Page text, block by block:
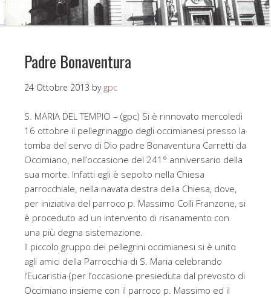
Padre Bonaventura
24 Ottobre 2013 by gpc
S. MARIA DEL TEMPIO – (gpc) Si è rinnovato mercoledì
16 ottobre il pellegrinaggio degli occimianesi presso la
tomba del servo di Dio padre Bonaventura Carretti da
Occimiano, nell’occasione del 241° anniversario della
sua morte. Infatti egli è sepolto nella Chiesa
parrocchiale, nella navata destra della Chiesa, dove,
per iniziativa del parroco p. Massimo Colli Franzone, si
è proceduto ad un intervento di risanamento con
una più degna sistemazione.
Il piccolo gruppo dei pellegrini occimianesi si è unito
agli amici della Parrocchia di S. Maria celebrando
l’Eucaristia (per l’occasione presieduta dal prevosto di
Occimiano insieme con il parroco p. Massimo ed il